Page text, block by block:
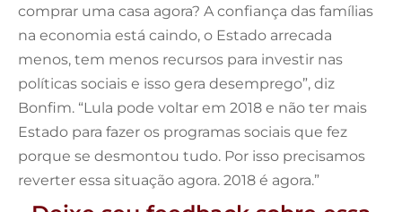
comprar uma casa agora? A confiança das famílias
na economia está caindo, o Estado arrecada
menos, tem menos recursos para investir nas
políticas sociais e isso gera desemprego”, diz
Bonfim. “Lula pode voltar em 2018 e não ter mais
Estado para fazer os programas sociais que fez
porque se desmontou tudo. Por isso precisamos
reverter essa situação agora. 2018 é agora.”